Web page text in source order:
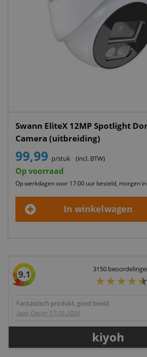
Swann EliteX 12MP Spotlight
Camera (uitbreiding)
99,99 p/stuk (incl. BTW)
Op voorraad
Op werkdagen voor 17:00 uur besteld, morgen
In winkelwagen
9.1 3150
Fantastisch produkt, goed beeld
Jaap Oever 17-05-2026
kiyoh